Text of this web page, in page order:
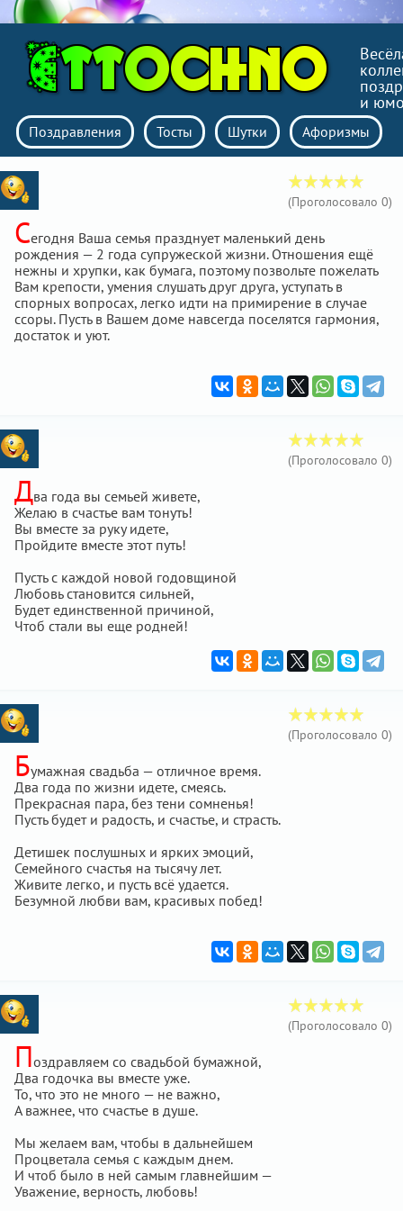
и
Поздравления Тосты Шутки Афоризмы
(Проголосовало 0)
Сегодня Ваша семья празднует маленький день
рождения — 2 года супружеской жизни. Отношения ещё
нежны и хрупки, как бумага, поэтому позвольте пожелать
Вам крепости, умения слушать друг друга, уступать в
спорных вопросах, легко идти на примирение в случае
ссоры. Пусть в Вашем доме навсегда поселятся гармония,
достаток и уют.
(Проголосовало 0)
Два года вы семьей живете,
Желаю в счастье вам тонуть!
Вы вместе за руку идете,
Пройдите вместе этот путь!
Пусть с каждой новой годовщиной
Любовь становится сильней,
Будет единственной причиной,
Чтоб стали вы еще родней!
(Проголосовало 0)
Бумажная свадьба — отличное время.
Два года по жизни идете, смеясь.
Прекрасная пара, без тени сомненья!
Пусть будет и радость, и счастье, и страсть.
Детишек послушных и ярких эмоций,
Семейного счастья на тысячу лет.
Живите легко, и пусть всё удается.
Безумной любви вам, красивых побед!
(Проголосовало 0)
Поздравляем со свадьбой бумажной,
Два годочка вы вместе уже.
То, что это не много — не важно,
А важнее, что счастье в душе.
Мы желаем вам, чтобы в дальнейшем
Процветала семья с каждым днем.
И чтоб было в ней самым главнейшим —
Уважение, верность, любовь!